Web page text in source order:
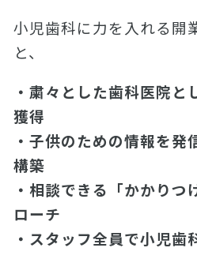
小児歯科に力を入れる開
と、
・粛々とした歯科医院と
獲得
・子供のための情報を発
構築
・相談できる「かかりつ
ローチ
・スタッフ全員で小児歯